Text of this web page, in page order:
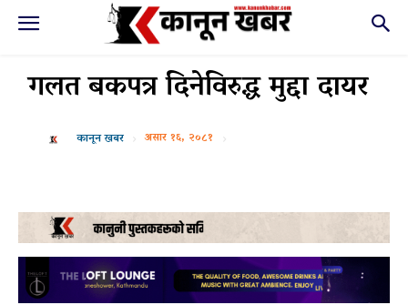
गलत बकपत्र दिनेविरुद्ध मुद्दा दायर
कानून खबर असार १६, २०८१